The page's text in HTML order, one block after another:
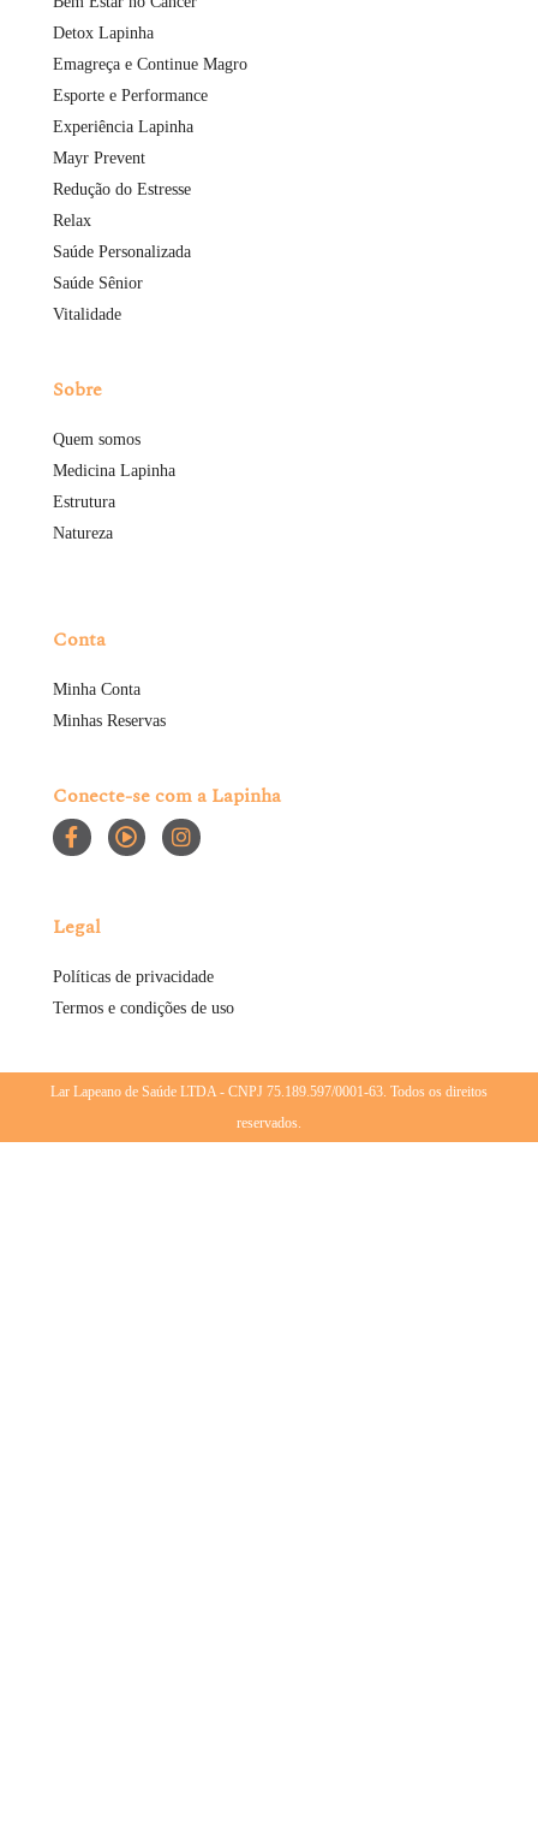
Detox Lapinha
Emagreça e Continue Magro
Esporte e Performance
Experiência Lapinha
Mayr Prevent
Redução do Estresse
Relax
Saúde Personalizada
Saúde Sênior
Vitalidade
Sobre
Quem somos
Medicina Lapinha
Estrutura
Natureza
Conta
Minha Conta
Minhas Reservas
Conecte-se com a Lapinha
Legal
Políticas de privacidade
Termos e condições de uso
Lar Lapeano de Saúde LTDA - CNPJ 75.189.597/0001-63. Todos os direitos
reservados.